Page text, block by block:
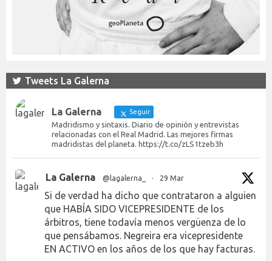
Tweets La Galerna
La Galerna Seguir
Madridismo y sintaxis. Diario de opinión y entrevistas
relacionadas con el Real Madrid. Las mejores firmas
madridistas del planeta. https://t.co/zLS1tzeb3h
La Galerna @lagalerna_ · 29 Mar
Si de verdad ha dicho que contrataron a alguien
que HABÍA SIDO VICEPRESIDENTE de los
árbitros, tiene todavía menos vergüenza de lo
que pensábamos. Negreira era vicepresidente
EN ACTIVO en los años de los que hay facturas.